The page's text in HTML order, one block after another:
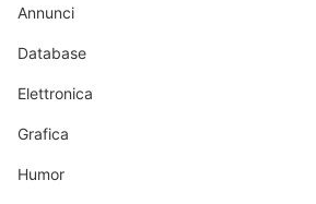
Annunci
Database
Elettronica
Grafica
Humor